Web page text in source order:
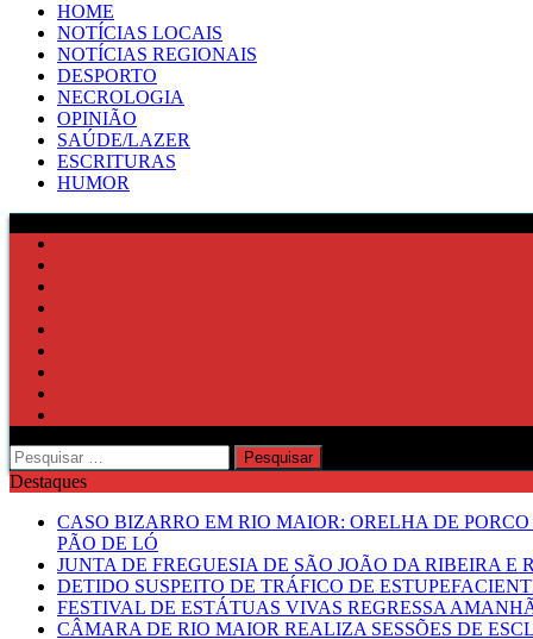
HOME
NOTÍCIAS LOCAIS
NOTÍCIAS REGIONAIS
DESPORTO
NECROLOGIA
OPINIÃO
SAÚDE/LAZER
ESCRITURAS
HUMOR
Pesquisar
por:
Destaques
CASO BIZARRO EM RIO MAIOR: ORELHA DE
PÃO DE LÓ
JUNTA DE FREGUESIA DE SÃO JOÃO DA RIBEIRA
DETIDO SUSPEITO DE TRÁFICO DE
FESTIVAL DE ESTÁTUAS VIVAS REGRESSA
CÂMARA DE RIO MAIOR REALIZA SESSÕES DE